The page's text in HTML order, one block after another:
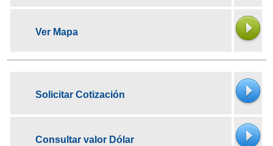
Ver Mapa
Solicitar Cotización
Consultar valor Dólar